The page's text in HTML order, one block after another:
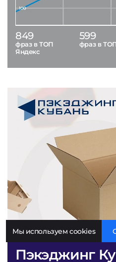
Пэкэджинг
849
фраз в ТОП
Яндекс
599
фраз в
Мы используем cookies